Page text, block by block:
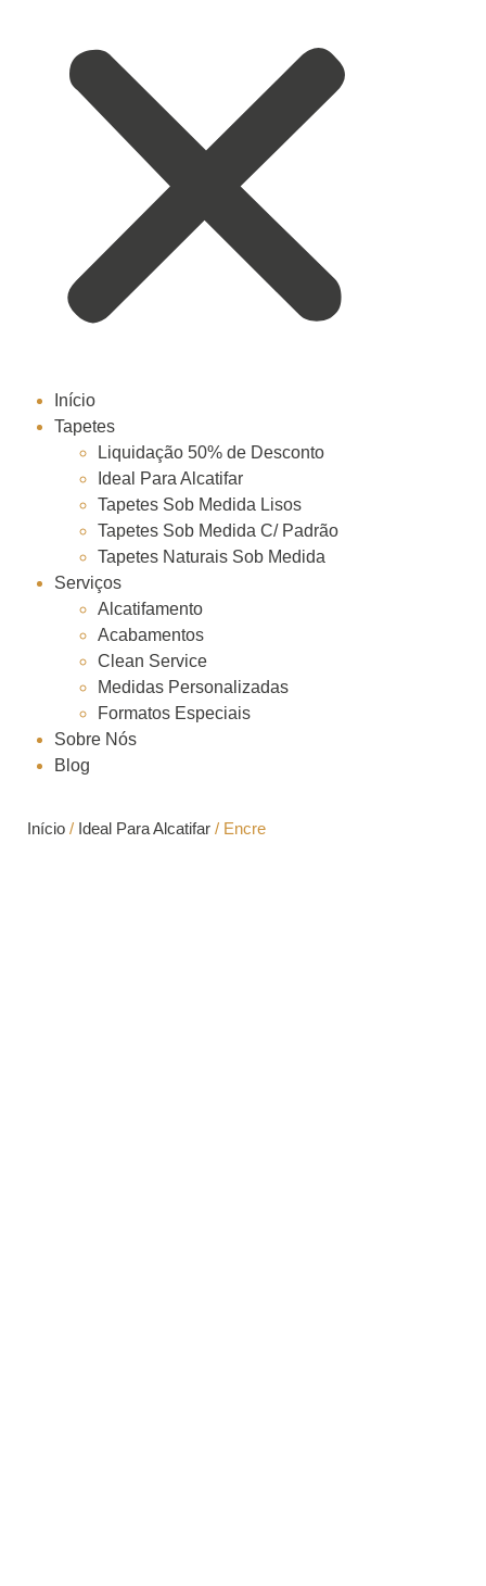
Início
Tapetes
Liquidação 50% de Desconto
Ideal Para Alcatifar
Tapetes Sob Medida Lisos
Tapetes Sob Medida C/ Padrão
Tapetes Naturais Sob Medida
Serviços
Alcatifamento
Acabamentos
Clean Service
Medidas Personalizadas
Formatos Especiais
Sobre Nós
Blog
Início / Ideal Para Alcatifar / Encre